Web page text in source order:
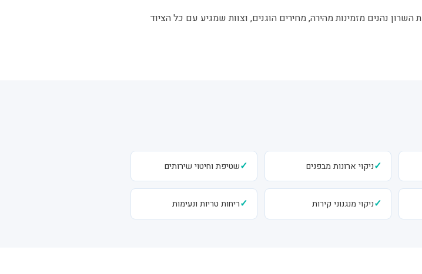
נהנים מזמינות מהירה, מחירים הוגנים, וצוות שמגיע עם כל הציוד
✓ניקוי ארונות מבפנים ✓שטיפת וחיטוי שירותים
✓ניקוי מנגנוני קירות ✓ריחות טריות ונעימות